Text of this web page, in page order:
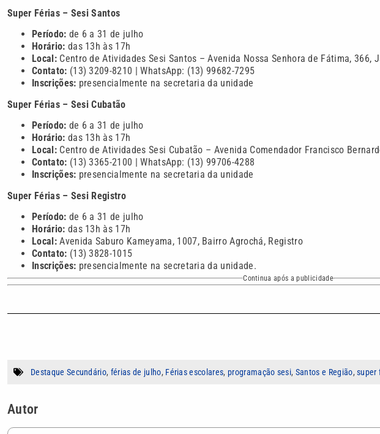
Super Férias – Sesi Santos
Período: de 6 a 31 de julho
Horário: das 13h às 17h
Local:Centro de Atividades Sesi Santos – Avenida Nossa Senhora de Fátima, 366,
Contato: (13) 3209-8210 | WhatsApp: (13) 99682-7295
Inscrições: presencialmente na secretaria da unidade
Super Férias – Sesi Cubatão
Período: de 6 a 31 de julho
Horário: das 13h às 17h
Local:Centro de Atividades Sesi Cubatão – Avenida Comendador Francisco
Contato: (13) 3365-2100 | WhatsApp: (13) 99706-4288
Inscrições: presencialmente na secretaria da unidade
Super Férias – Sesi Registro
Período: de 6 a 31 de julho
Horário: das 13h às 17h
Local:Avenida Saburo Kameyama, 1007, Bairro Agrochá, Registro
Contato: (13) 3828-1015
Inscrições: presencialmente na secretaria da unidade.
Continua após a publicidade
Destaque Secundário, férias de julho, Férias escolares, programação sesi, Santos e Região,super
Autor